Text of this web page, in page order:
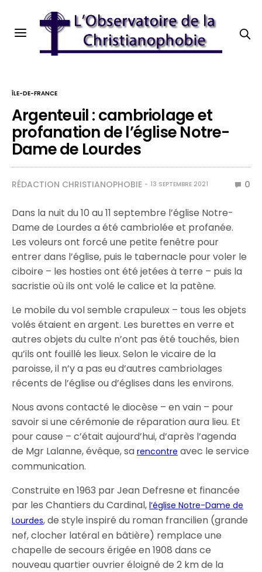
ÎLE-DE-FRANCE
Argenteuil : cambriolage et
profanation de l’église Notre-
Dame de Lourdes
RÉDACTION CHRISTIANOPHOBIE 13 SEPTEMBRE 2021 0
Dans la nuit du 10 au 11 septembre l’église Notre-
Dame de Lourdes a été cambriolée et profanée.
Les voleurs ont forcé une petite fenêtre pour
entrer dans l’église, puis le tabernacle pour voler le
ciboire – les hosties ont été jetées à terre – puis la
sacristie où ils ont volé le calice et la patène.
Le mobile du vol semble crapuleux – tous les objets
volés étaient en argent. Les burettes en verre et
autres objets du culte n’ont pas été touchés, bien
qu’ils ont fouillé les lieux. Selon le vicaire de la
paroisse, il n’y a pas eu d’autres cambriolages
récents de l’église ou d’églises dans les environs.
Nous avons contacté le diocèse – en vain – pour
savoir si une cérémonie de réparation aura lieu. Et
pour cause – c’était aujourd’hui, d’après l’agenda
de Mgr Lalanne, évêque, sarencontre avec le service
communication.
Construite en 1963 par Jean Defresne et financée
par les Chantiers du Cardinal,l’église Notre-Dame de
Lourdes, de style inspiré du roman francilien (grande
nef, clocher latéral en bâtière) remplace une
chapelle de secours érigée en 1908 dans ce
nouveau quartier ouvrier éloigné de 2 km de la